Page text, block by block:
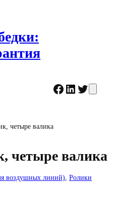
Facebook
LinkedIn
Twitter
четыре валика
четыре валика
воздушных линий), Ролики